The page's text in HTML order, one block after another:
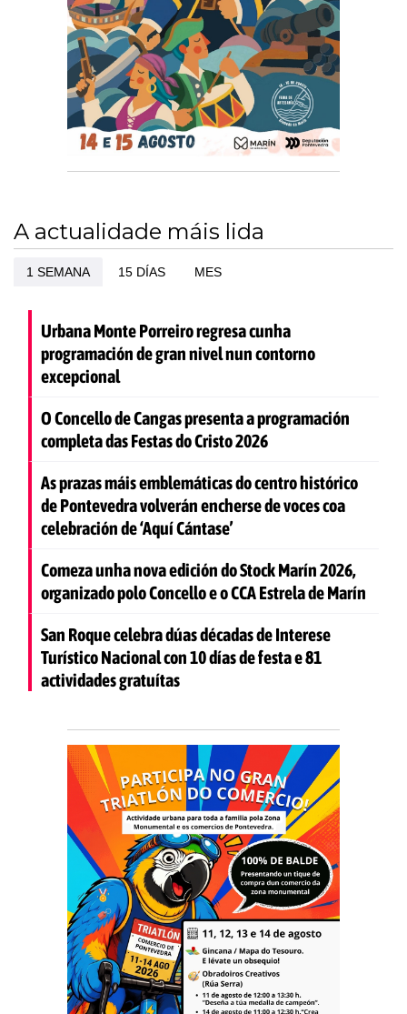
A actualidade máis lida
1 SEMANA 15 DÍAS MES
Urbana Monte Porreiro regresa cunha
programación de gran nivel nun contorno
excepcional
O Concello de Cangas presenta a programación
completa das Festas do Cristo 2026
As prazas máis emblemáticas do centro histórico
de Pontevedra volverán encherse de voces coa
celebración de ‘Aquí Cántase’
Comeza unha nova edición do Stock Marín 2026,
organizado polo Concello e o CCA Estrela de Marín
San Roque celebra dúas décadas de Interese
Turístico Nacional con 10 días de festa e 81
actividades gratuítas